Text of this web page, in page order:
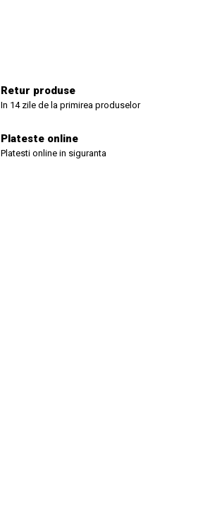
Retur produse
In 14 zile de la primirea produselor
Plateste online
Platesti online in siguranta